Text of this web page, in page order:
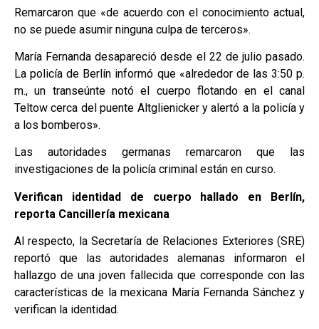
Remarcaron que «de acuerdo con el conocimiento actual,
no se puede asumir ninguna culpa de terceros».
María Fernanda desapareció desde el 22 de julio pasado.
La policía de Berlín informó que «alrededor de las 3:50 p.
m., un transeúnte notó el cuerpo flotando en el canal
Teltow cerca del puente Altglienicker y alertó a la policía y
a los bomberos».
Las autoridades germanas remarcaron que las
investigaciones de la policía criminal están en curso.
Verifican identidad de cuerpo hallado en Berlín,
reporta Cancillería mexicana
Al respecto, la Secretaría de Relaciones Exteriores (SRE)
reportó que las autoridades alemanas informaron el
hallazgo de una joven fallecida que corresponde con las
características de la mexicana María Fernanda Sánchez y
verifican la identidad.